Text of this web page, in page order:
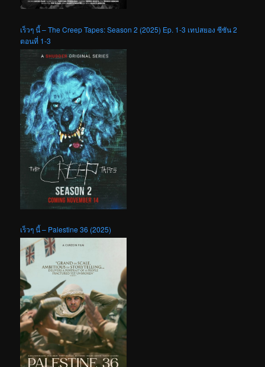
เร็วๆ นี้ – The Creep Tapes: Season 2 (2025) Ep. 1-3 เทปสยอง ซีซัน 2
ตอนที่ 1-3
เร็วๆ นี้ – Palestine 36 (2025)